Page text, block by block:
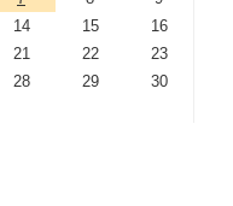
14 15
16
21 22
23
28 29
30